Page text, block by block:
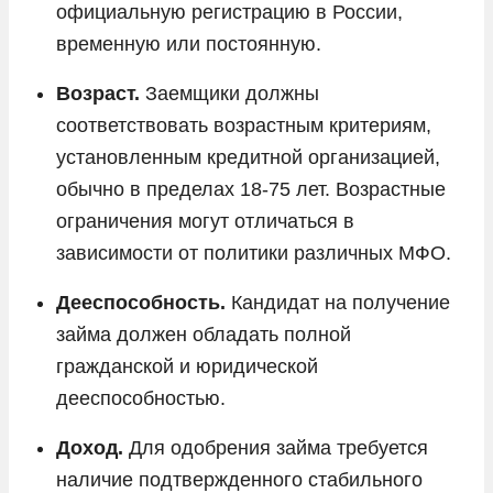
официальную регистрацию в России,
временную или постоянную.
Возраст. Заемщики должны
соответствовать возрастным критериям,
установленным кредитной организацией,
обычно в пределах 18-75 лет. Возрастные
ограничения могут отличаться в
зависимости от политики различных МФО.
Дееспособность. Кандидат на получение
займа должен обладать полной
гражданской и юридической
дееспособностью.
Доход. Для одобрения займа требуется
наличие подтвержденного стабильного